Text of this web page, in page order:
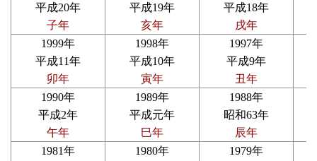
平成20年
子年
平成19年
亥年
平成18年
戌年
1999年
平成11年
卯年
1998年
平成10年
寅年
1997年
平成9年
丑年
1990年
平成2年
午年
1989年
平成元年
巳年
1988年
昭和63年
辰年
1981年
1980年
1979年